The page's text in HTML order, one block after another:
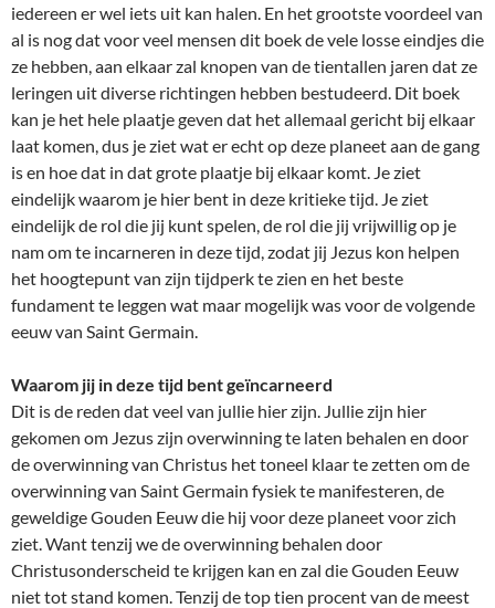
iedereen er wel iets uit kan halen. En het grootste voordeel van
al is nog dat voor veel mensen dit boek de vele losse eindjes die
ze hebben, aan elkaar zal knopen van de tientallen jaren dat ze
leringen uit diverse richtingen hebben bestudeerd. Dit boek
kan je het hele plaatje geven dat het allemaal gericht bij elkaar
laat komen, dus je ziet wat er echt op deze planeet aan de gang
is en hoe dat in dat grote plaatje bij elkaar komt. Je ziet
eindelijk waarom je hier bent in deze kritieke tijd. Je ziet
eindelijk de rol die jij kunt spelen, de rol die jij vrijwillig op je
nam om te incarneren in deze tijd, zodat jij Jezus kon helpen
het hoogtepunt van zijn tijdperk te zien en het beste
fundament te leggen wat maar mogelijk was voor de volgende
eeuw van Saint Germain.
Waarom jij in deze tijd bent geïncarneerd
Dit is de reden dat veel van jullie hier zijn. Jullie zijn hier
gekomen om Jezus zijn overwinning te laten behalen en door
de overwinning van Christus het toneel klaar te zetten om de
overwinning van Saint Germain fysiek te manifesteren, de
geweldige Gouden Eeuw die hij voor deze planeet voor zich
ziet. Want tenzij we de overwinning behalen door
Christusonderscheid te krijgen kan en zal die Gouden Eeuw
niet tot stand komen. Tenzij de top tien procent van de meest